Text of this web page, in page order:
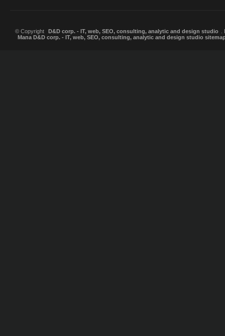
© Copyright D&D corp. - IT, web, SEO, consulting, analytic and design studio
Мапа D&D corp. - IT, web, SEO, consulting, analytic and design studio